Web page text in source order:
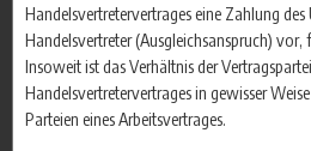
Handelsvertretervertrages eine Zahlung des
Handelsvertreter (Ausgleichsanspruch)
Insoweit ist das Verhältnis der
Handelsvertretervertrages in gewisser
Parteien eines Arbeitsvertrages.